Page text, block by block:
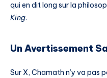
qui en dit long sur la
King.
Un Avertissement
Sur X, Chamath n’y va pas